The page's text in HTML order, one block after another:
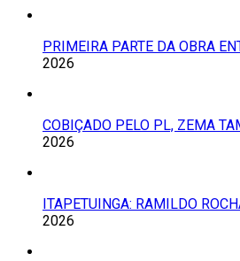
PRIMEIRA PARTE DA OBRA
2026
COBIÇADO PELO PL, ZEMA
2026
ITAPETUINGA: RAMILDO
2026